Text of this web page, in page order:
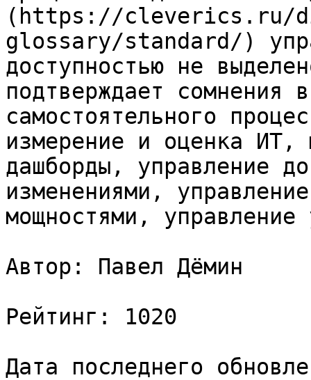
(https://cleverics.ru/
glossary/standard/)
доступностью не
подтверждает сомнения
самостоятельного
измерение и оценка
дашборды, управление
изменениями,
мощностями, управление
Автор: Павел Дёмин
Рейтинг: 1020
Дата последнего